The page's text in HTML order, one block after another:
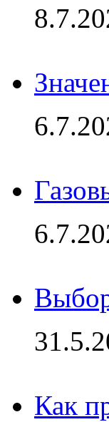
Как